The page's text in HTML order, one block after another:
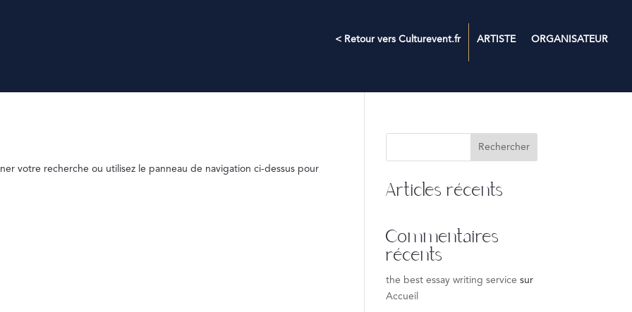
< Retour vers Culturevent.fr ARTISTE ORGANISATEUR
votre recherche ou utilisez le panneau de navigation ci-dessus pour
Rechercher
Articles récents
Commentaires
récents
the best essay writing service sur
Accueil